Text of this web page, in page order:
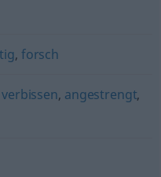
, forsch
verbissen, angestrengt,